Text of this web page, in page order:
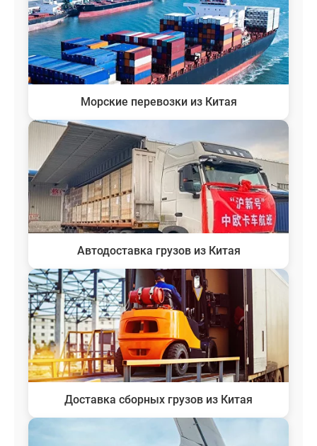
Морские перевозки из Китая
Автодоставка грузов из Китая
Доставка сборных грузов из Китая